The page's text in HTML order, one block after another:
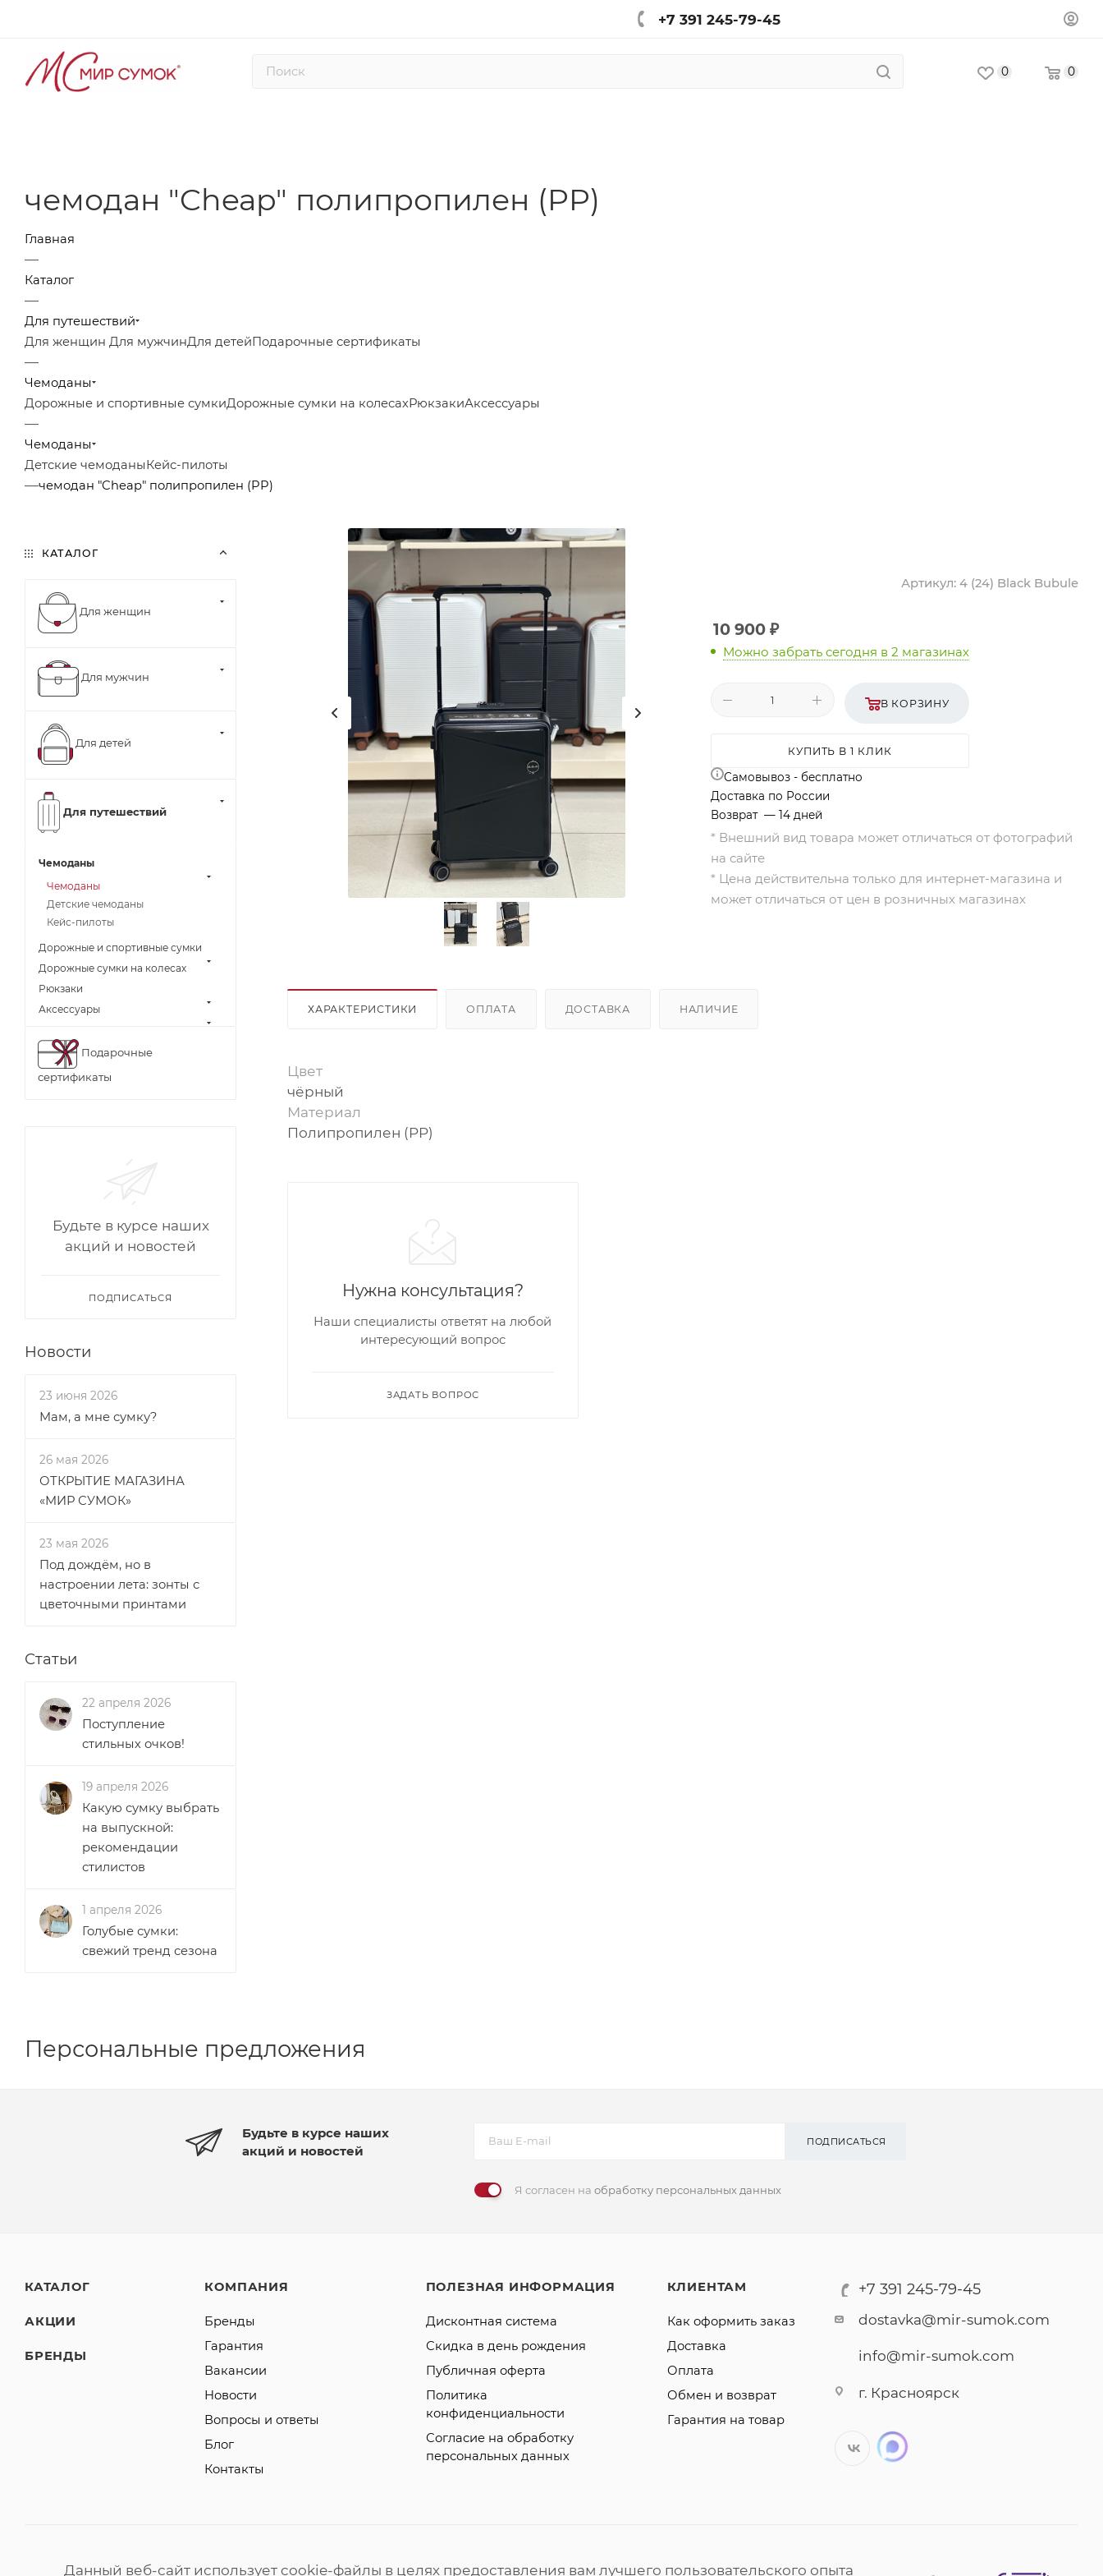
+7 391 245-79-45
0 0
чемодан "Cheap" полипропилен (PP)
Главная
—
Каталог
—
Для путешествий
Для женщин Для мужчинДля детейПодарочные сертификаты
—
Чемоданы
Дорожные и спортивные сумкиДорожные сумки на колесахРюкзакиАксессуары
—
Чемоданы
Детские чемоданыКейс-пилоты
—чемодан "Cheap" полипропилен (PP)
Артикул: 4 (24) Black Bubule
10 900₽
Можно забрать сегодня в 2 магазинах
В КОРЗИНУ
КУПИТЬ В 1 КЛИК
Самовывоз - бесплатно
Доставка по России
Возврат — 14 дней
* Внешний вид товара может отличаться от фотографий
на сайте
* Цена действительна только для интернет-магазина и
может отличаться от цен в розничных магазинах
ХАРАКТЕРИСТИКИ ОПЛАТА ДОСТАВКА НАЛИЧИЕ
Цвет
чёрный
Материал
Полипропилен (PP)
Нужна консультация?
Наши специалисты ответят на любой
интересующий вопрос
ЗАДАТЬ ВОПРОС
КАТАЛОГ
Для женщин
Для мужчин
Для детей
Для путешествий
Чемоданы
Чемоданы
Детские чемоданы
Кейс-пилоты
Дорожные и спортивные сумки
Дорожные сумки на колесах
Рюкзаки
Аксессуары
Подарочные
сертификаты
Будьте в курсе наших
акций и новостей
ПОДПИСАТЬСЯ
Новости
23 июня 2026
Мам, а мне сумку?
26 мая 2026
ОТКРЫТИЕ МАГАЗИНА
«МИР СУМОК»
23 мая 2026
Под дождём, но в
настроении лета: зонты с
цветочными принтами
Статьи
22 апреля 2026
Поступление
стильных очков!
19 апреля 2026
Какую сумку выбрать
на выпускной:
рекомендации
стилистов
1 апреля 2026
Голубые сумки:
свежий тренд сезона
Персональные предложения
Будьте в курсе наших
акций и новостей
ПОДПИСАТЬСЯ
Я согласен на обработку персональных данных
КАТАЛОГ
АКЦИИ
БРЕНДЫ
КОМПАНИЯ
Бренды
Гарантия
Вакансии
Новости
Вопросы и ответы
Блог
Контакты
ПОЛЕЗНАЯ ИНФОРМАЦИЯ
Дисконтная система
Скидка в день рождения
Публичная оферта
Политика
конфиденциальности
Согласие на обработку
персональных данных
КЛИЕНТАМ
Как оформить заказ
Доставка
Оплата
Обмен и возврат
Гарантия на товар
+7 391 245-79-45
dostavka@mir-sumok.com
info@mir-sumok.com
г. Красноярск
Данный веб-сайт использует cookie-файлы в целях предоставления вам лучшего пользовательского опыта